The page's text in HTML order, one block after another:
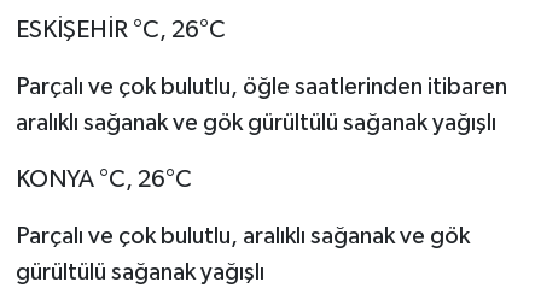
ESKİŞEHİR °C, 26°C
Parçalı ve çok bulutlu, öğle saatlerinden itibaren
aralıklı sağanak ve gök gürültülü sağanak yağışlı
KONYA °C, 26°C
Parçalı ve çok bulutlu, aralıklı sağanak ve gök
gürültülü sağanak yağışlı